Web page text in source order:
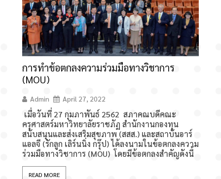
การทำข้อตกลงความร่วมมือทางวิชาการ
(MOU)
Admin April 27, 2022
เมื่อวันที่ 27 กุมภาพันธ์ 2562 สภาคณบดีคณะ
ครุศาสตร์มหาวิทยาลัยราชภัฏ สำนักงานกองทุน
สนับสนุนและส่งเสริมสุขภาพ (สสส.) และสถาบันอาร์
แอลจี (รักลูก เลิร์นนิ่ง กรุ๊ป) ได้ลงนามในข้อตกลงความ
ร่วมมือทางวิชาการ (MOU) โดยมีข้อตกลงสำคัญดังนี้
READ MORE
วิชาก